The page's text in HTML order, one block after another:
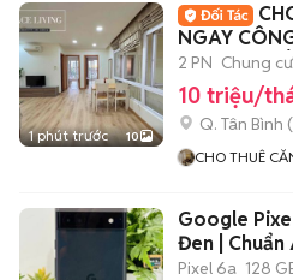
1 phút trước 10
NGAY
BANCON
2 PN Chung cư
10 triệu/
Q. Tân Bình (
CHO THUÊ
Google
Đen | Chuẩn
Pixel 6a 128